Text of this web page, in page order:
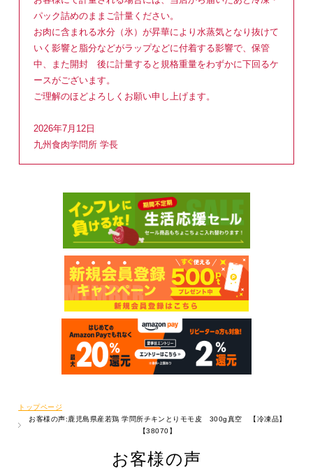
パック詰めのままご計量ください。
お肉に含まれる水分（氷）が昇華により水蒸気となり抜けて
いく影響と脂分などがラップなどに付着する影響で、保管
中、また開封 後に計量すると規格重量をわずかに下回るケ
ースがございます。
ご理解のほどよろしくお願い申し上げます。
2026年7月12日
九州食肉学問所 学長
トップページ
お客様の声:鹿児島県産若鶏 学問所チキンとりモモ皮 300g真空 【冷凍品】
【38070】
お客様の声